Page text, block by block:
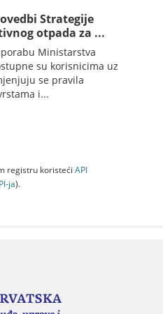
Strategije
otpada za ...
Ministarstva
su korisnicima uz
se pravila
i...
registru koristeći API
jа).